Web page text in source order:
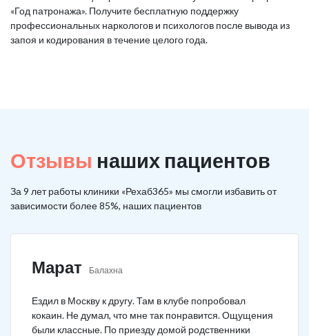
«Год патронажа». Получите бесплатную поддержку
профессиональных наркологов и психологов после вывода из
запоя и кодирования в течение целого года.
Отзывы наших пациентов
За 9 лет работы клиники «Рехаб365» мы смогли избавить от
зависимости более 85%, наших пациентов
Марат Балахна
Ездил в Москву к другу. Там в клубе попробовал
кокаин. Не думал, что мне так понравится. Ощущения
были классные. По приезду домой родственники